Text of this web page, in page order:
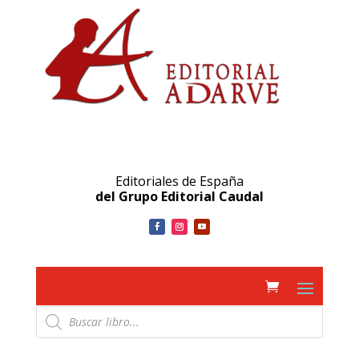
Editoriales de España
del Grupo Editorial Caudal
Búsqueda
de
productos